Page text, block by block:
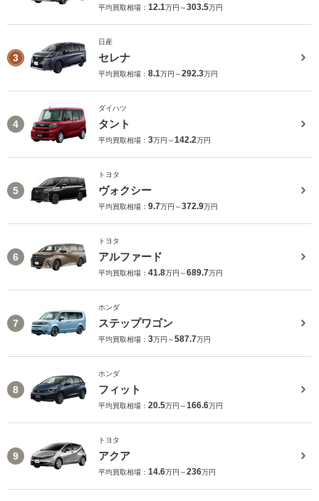
平均買取相場： 12.1万円～303.5万円
3
日産
セレナ
平均買取相場： 8.1万円～292.3万円
4
ダイハツ
タント
平均買取相場： 3万円～142.2万円
5
トヨタ
ヴォクシー
平均買取相場： 9.7万円～372.9万円
6
トヨタ
アルファード
平均買取相場： 41.8万円～689.7万円
7
ホンダ
ステップワゴン
平均買取相場： 3万円～587.7万円
8
ホンダ
フィット
平均買取相場： 20.5万円～166.6万円
9
トヨタ
アクア
平均買取相場： 14.6万円～236万円